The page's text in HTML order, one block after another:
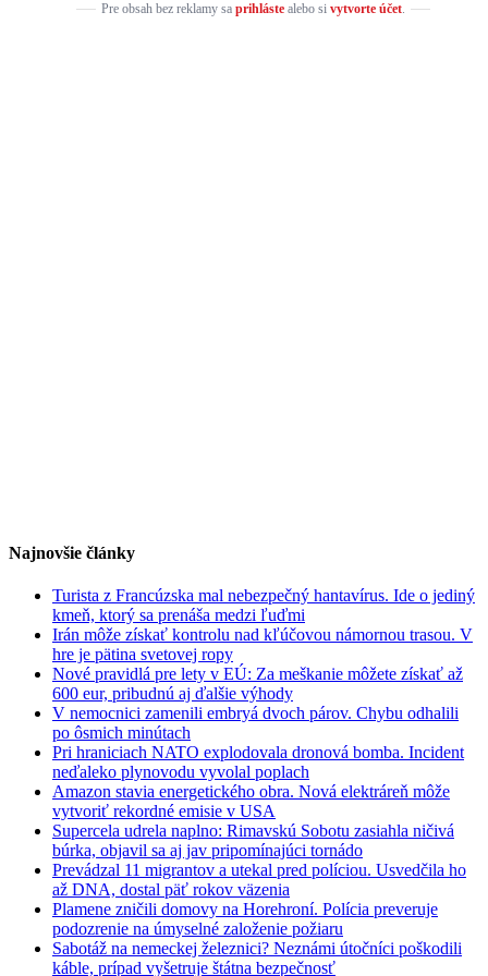
Pre obsah bez reklamy sa prihlástealebo si vytvorte účet.
Najnovšie články
Turista z Francúzska mal nebezpečný hantavírus. Ide o jediný
kmeň, ktorý sa prenáša medzi ľuďmi
Irán môže získať kontrolu nad kľúčovou námornou trasou. V
hre je pätina svetovej ropy
Nové pravidlá pre lety v EÚ: Za meškanie môžete získať až
600 eur, pribudnú aj ďalšie výhody
V nemocnici zamenili embryá dvoch párov. Chybu odhalili
po ôsmich minútach
Pri hraniciach NATO explodovala dronová bomba. Incident
neďaleko plynovodu vyvolal poplach
Amazon stavia energetického obra. Nová elektráreň môže
vytvoriť rekordné emisie v USA
Supercela udrela naplno: Rimavskú Sobotu zasiahla ničivá
búrka, objavil sa aj jav pripomínajúci tornádo
Prevádzal 11 migrantov a utekal pred políciou. Usvedčila ho
až DNA, dostal päť rokov väzenia
Plamene zničili domovy na Horehroní. Polícia preveruje
podozrenie na úmyselné založenie požiaru
Sabotáž na nemeckej železnici? Neznámi útočníci poškodili
káble, prípad vyšetruje štátna bezpečnosť